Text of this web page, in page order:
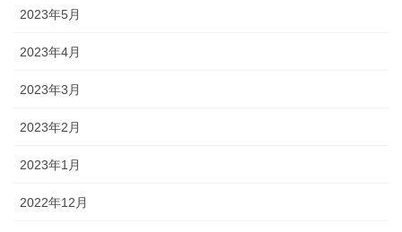
2023年5月
2023年4月
2023年3月
2023年2月
2023年1月
2022年12月